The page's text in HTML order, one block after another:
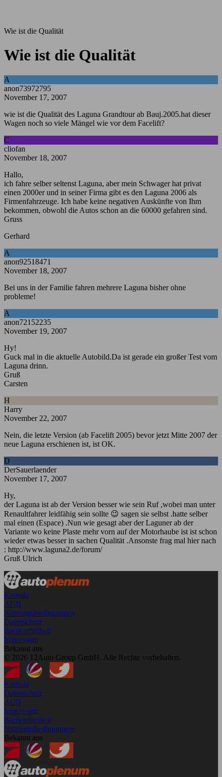
Wie ist die Qualität
Wie ist die Qualität
A
anon73972795
November 17, 2007
wie ist die Qualität des Laguna Grandtour ab Bauj.2005.hat dieser
Wagen noch so viele Mängel wie vor dem Facelift?
C
cliofan
November 18, 2007
Hallo,
ich fahre selber seltenst Laguna, aber mein Schwager hat privat
einen 2000er und in seiner Firma gibt es den Laguna 2006 als
Firmenfahrzeuge. Ich habe keine negativen Auskünfte von Ihm
bekommen, obwohl die Autos schon an die 60000 gefahren sind.
Gruss
Gerhard
A
anon92518471
November 18, 2007
Bei uns in der Familie fahren mehrere Laguna bisher ohne
probleme!
A
anon72152235
November 19, 2007
Hy!
Guck mal in die aktuelle Autobild.Da ist gerade ein großer Test vom
Laguna drinn.
Gruß
Carsten
H
Harry
November 22, 2007
Nein, die letzte Version (ab Facelift 2005) bevor jetzt Mitte 2007 der
neue Laguna erschienen ist, ist OK.
D
DerSauerlaender
November 17, 2007
Hy,
der Laguna ist ab der Version besser wie sein Ruf ,wobei man unter
Renaultfahrer leidfähig sein sollte 😉 sagen sie selbst .hatte selber
mal einen (Espace) .Nun wie gesagt aber der Laguner ab der
Variante wo keine Plaste mehr vorn auf der Motorhaube ist ist schon
wieder etwas besser in sachen Qualität .Ansonste frag mal hier nach
: http://www.laguna2.de/forum/
Gruß Ulrich
Kontakt
AGB
Nutzungsbedingungen
Datenschutz
Barrierefreiheit
Impressum
Bekannt aus
© 2026 12Auto Group GmbH. Alle Rechte vorbehalten.
Kontakt
Datenschutz
AGB
Impressum
Barrierefreiheit
Nutzungsbedingungen
Bekannt aus